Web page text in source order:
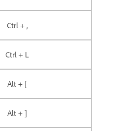
Ctrl + ,
Ctrl + L
Alt + [
Alt + ]